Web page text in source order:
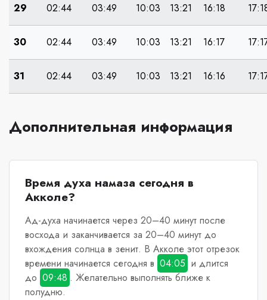
29 02:44 03:49 10:03 13:21 16:18
30 02:44 03:49 10:03 13:21 16:17
31 02:44 03:49 10:03 13:21 16:16
Дополнительная информация
Время духа намаза сегодня в
Акколе?
Ад-духа начинается через 20–40 минут после
восхода и заканчивается за 20–40 минут до
вхождения солнца в зенит. В Акколеэтот отрезок
времени начинается сегодня в 04:05 и длится
до 09:48 . Желательно выполнять ближе к
полудню.